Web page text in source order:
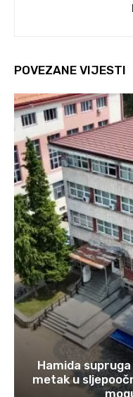
POVEZANE VIJESTI
Hamida
metak u